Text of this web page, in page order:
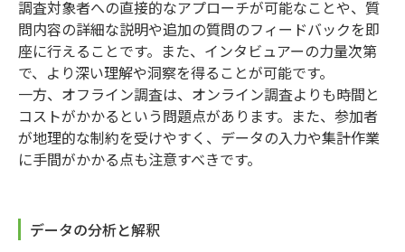
調査対象者への直接的なアプローチが可能なことや、質
問内容の詳細な説明や追加の質問のフィードバックを即
座に行えることです。また、インタビュアーの力量次第
で、より深い理解や洞察を得ることが可能です。
一方、オフライン調査は、オンライン調査よりも時間と
コストがかかるという問題点があります。また、参加者
が地理的な制約を受けやすく、データの入力や集計作業
に手間がかかる点も注意すべきです。
データの分析と解釈